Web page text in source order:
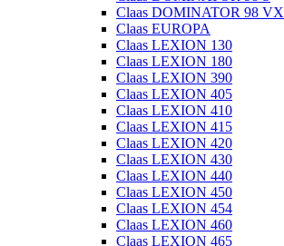
Claas DOMINATOR 98 VX
Claas EUROPA
Claas LEXION 130
Claas LEXION 180
Claas LEXION 390
Claas LEXION 405
Claas LEXION 410
Claas LEXION 415
Claas LEXION 420
Claas LEXION 430
Claas LEXION 440
Claas LEXION 450
Claas LEXION 454
Claas LEXION 460
Claas LEXION 465